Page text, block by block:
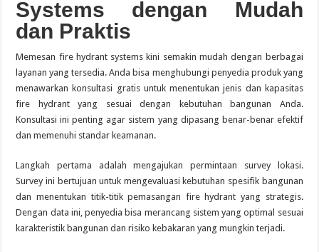
Systems dengan Mudah
dan Praktis
Memesan fire hydrant systems kini semakin mudah dengan berbagai
layanan yang tersedia. Anda bisa menghubungi penyedia produk yang
menawarkan konsultasi gratis untuk menentukan jenis dan kapasitas
fire hydrant yang sesuai dengan kebutuhan bangunan Anda.
Konsultasi ini penting agar sistem yang dipasang benar-benar efektif
dan memenuhi standar keamanan.
Langkah pertama adalah mengajukan permintaan survey lokasi.
Survey ini bertujuan untuk mengevaluasi kebutuhan spesifik bangunan
dan menentukan titik-titik pemasangan fire hydrant yang strategis.
Dengan data ini, penyedia bisa merancang sistem yang optimal sesuai
karakteristik bangunan dan risiko kebakaran yang mungkin terjadi.